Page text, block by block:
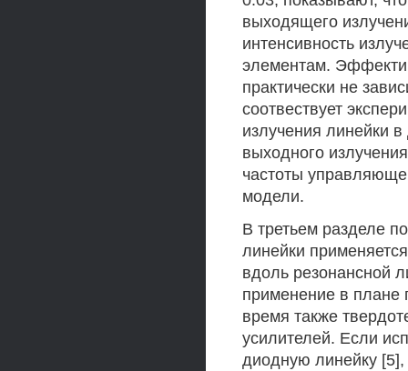
выходящего
интенсивность
элементам.
практически не
соотвествует
излучения линейки в
выходного
частоты
модели.
В третьем разделе
линейки
вдоль резонансной
применение в плане
время также
усилителей. Если
диодную линейку [5],